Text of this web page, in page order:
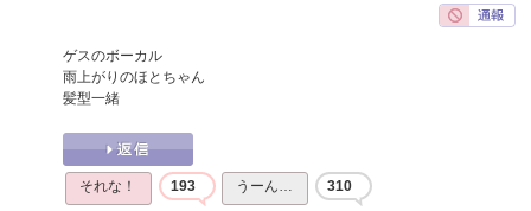
ゲスのボーカル
雨上がりのほとちゃん
髪型一緒
それな！ 193 うーん… 310